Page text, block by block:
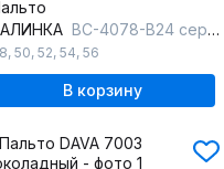
ВС-4078-В24 серо-зеленый
, 50, 52, 54, 56
В корзину